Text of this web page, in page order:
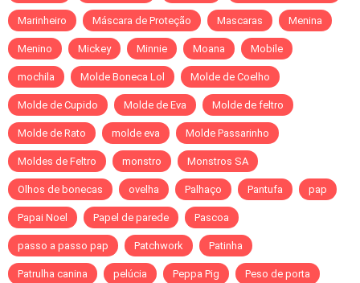
Marinheiro Máscara de Proteção Mascaras Menina
Menino Mickey Minnie Moana Mobile
mochila Molde Boneca Lol Molde de Coelho
Molde de Cupido Molde de Eva Molde de feltro
Molde de Rato molde eva Molde Passarinho
Moldes de Feltro monstro Monstros SA
Olhos de bonecas ovelha Palhaço Pantufa pap
Papai Noel Papel de parede Pascoa
passo a passo pap Patchwork Patinha
Patrulha canina pelúcia Peppa Pig Peso de porta